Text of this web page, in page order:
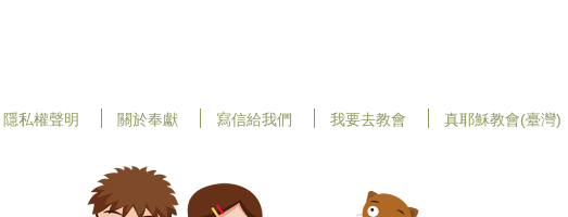
隱私權聲明 關於奉獻 寫信給我們 我要去教會 真耶穌教會(臺灣)